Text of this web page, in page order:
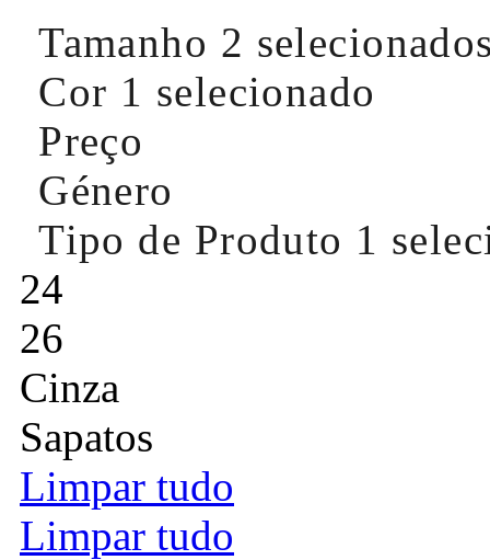
Tamanho 2
Cor 1 selecionado
Preço
Género
Tipo de Produto 1
24
26
Cinza
Sapatos
Limpar tudo
Limpar tudo